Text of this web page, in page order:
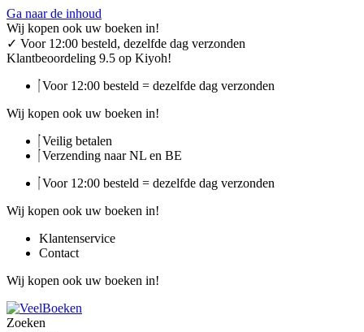
Ga naar de inhoud
Wij kopen ook uw boeken in!
✓ Voor 12:00 besteld, dezelfde dag verzonden
Klantbeoordeling 9.5 op Kiyoh!
Voor 12:00 besteld = dezelfde dag verzonden
Wij kopen ook uw boeken in!
Veilig betalen
Verzending naar NL en BE
Voor 12:00 besteld = dezelfde dag verzonden
Wij kopen ook uw boeken in!
Klantenservice
Contact
Wij kopen ook uw boeken in!
Zoeken